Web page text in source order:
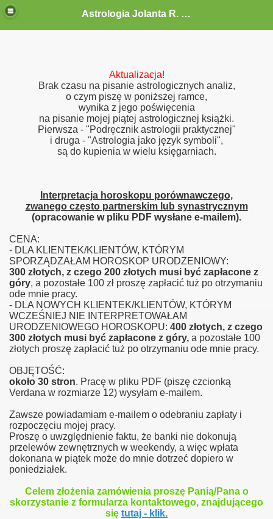
Astrologia Jolanta R. G.-Gołębiewska
Aktualizacja!
Brak czasu na pisanie astrologicznych analiz,
o czym piszę w poniższej ramce,
wynika z jego poświęcenia
na pisanie mojej piątej astrologicznej książki.
Pierwsza - "Podręcznik astrologii praktycznej"
i druga - "Astrologia jako język symboli",
są do kupienia w wielu księgarniach.
Interpretacja horoskopu porównawczego,
zwanego często partnerskim lub synastrycznym
(opracowanie w pliku PDF wysłane e-mailem).
CENA:
- DLA KLIENTEK/KLIENTÓW, KTÓRYM
SPORZĄDZAŁAM HOROSKOP URODZENIOWY:
300 złotych, z czego 200 złotych musi być zapłacone z
góry, a pozostałe 100 zł proszę zapłacić tuż po otrzymaniu
ode mnie pracy.
- DLA NOWYCH KLIENTEK/KLIENTÓW, KTÓRYM
WCZEŚNIEJ NIE INTERPRETOWAŁAM
URODZENIOWEGO HOROSKOPU: 400 złotych, z czego
300 złotych musi być zapłacone z góry, a pozostałe 100
złotych proszę zapłacić tuż po otrzymaniu ode mnie pracy.
OBJĘTOŚĆ:
około 30 stron. Pracę w pliku PDF (piszę czcionką
Verdana w rozmiarze 12) wysyłam e-mailem.
Zawsze powiadamiam e-mailem o odebraniu zapłaty i
rozpoczęciu mojej pracy.
Proszę o uwzględnienie faktu, że banki nie dokonują
przelewów zewnętrznych w weekendy, a więc wpłata
dokonana w piątek może do mnie dotrzeć dopiero w
poniedziałek.
Celem złożenia zamówienia proszę Panią/Pana o
skorzystanie z formularza kontaktowego, znajdującego
się tutaj - klik.